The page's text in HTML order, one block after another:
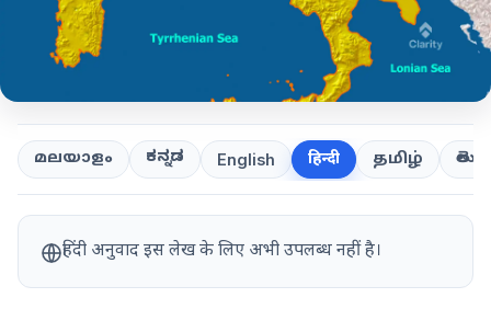
മലയാളം ಕನ್ನಡ English हिन्दी தமிழ்
हिंदी अनुवाद इस लेख के लिए अभी उपलब्ध नहीं है।